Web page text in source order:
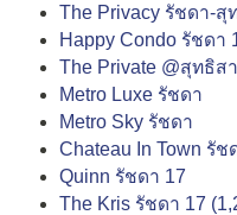
The Privacy รัชดา-สุ
Happy Condo รัชดา
The Private @สุทธิส
Metro Luxe รัชดา
Metro Sky รัชดา
Chateau In Town รัช
Quinn รัชดา 17
The Kris รัชดา 17